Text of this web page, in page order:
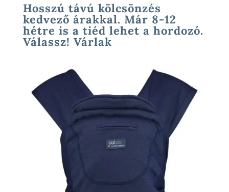
Hosszú távú kölcsönzés
kedvező árakkal. Már 8-12
hétre is a tiéd lehet a hordozó.
Válassz! Várlak